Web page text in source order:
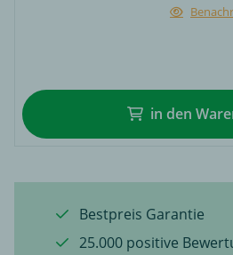
in den
Bestpreis Garantie
25.000 positive